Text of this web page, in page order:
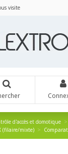
visite
d'accès et domotique
(filaire/mixte)